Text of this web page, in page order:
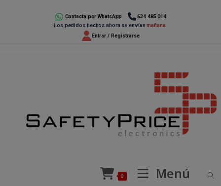
Contacta por WhatsApp
634 485 014
Los pedidos hechos ahora se envíanmañana
Entrar / Registrarse
0 Menú